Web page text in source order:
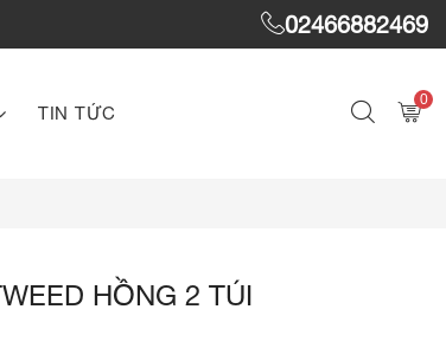
02466882469
TIN TỨC
0
HỒNG 2 TÚI